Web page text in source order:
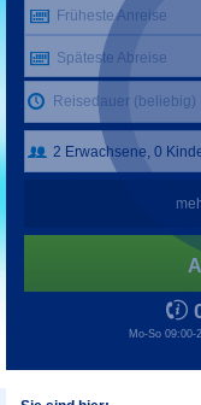
Früheste Anreise
Späteste Abreise
Reisedauer (beliebig)
Mo-So 09:00-